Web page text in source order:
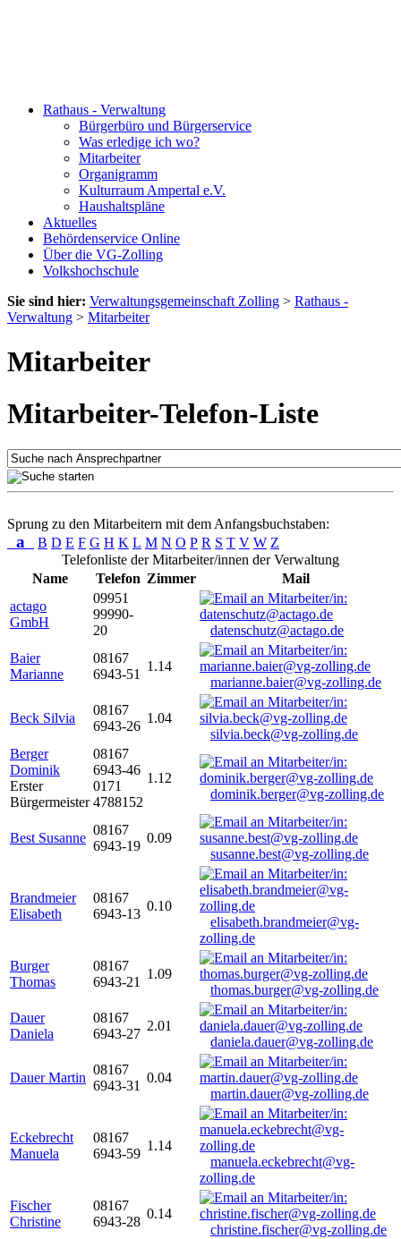
Rathaus - Verwaltung
Bürgerbüro und Bürgerservice
Was erledige ich wo?
Mitarbeiter
Organigramm
Kulturraum Ampertal e.V.
Haushaltspläne
Aktuelles
Behördenservice Online
Über die VG-Zolling
Volkshochschule
Sie sind hier: Verwaltungsgemeinschaft Zolling > Rathaus -
Verwaltung > Mitarbeiter
Mitarbeiter
Mitarbeiter-Telefon-Liste
Sprung zu den Mitarbeitern mit dem Anfangsbuchstaben:
a B D E F G H K L M N O P R S T V W Z
Telefonliste der Mitarbeiter/innen der Verwaltung
Name
Telefon Zimmer
Mail
actago
GmbH
09951
99990-
20
datenschutz@actago.de
Baier
Marianne
08167
6943-51
1.14
marianne.baier@vg-zolling.de
Beck Silvia
08167
6943-26
1.04
silvia.beck@vg-zolling.de
Berger
Dominik
Erster
Bürgermeister
08167
6943-46
0171
4788152
1.12
dominik.berger@vg-zolling.de
Best Susanne
08167
6943-19
0.09
susanne.best@vg-zolling.de
Brandmeier
Elisabeth
08167
6943-13
0.10
elisabeth.brandmeier@vg-
zolling.de
Burger
Thomas
08167
6943-21
1.09
thomas.burger@vg-zolling.de
Dauer
Daniela
08167
6943-27
2.01
daniela.dauer@vg-zolling.de
Dauer Martin
08167
6943-31
0.04
martin.dauer@vg-zolling.de
Eckebrecht
Manuela
08167
6943-59
1.14
manuela.eckebrecht@vg-
zolling.de
Fischer
Christine
08167
6943-28
0.14
christine.fischer@vg-zolling.de